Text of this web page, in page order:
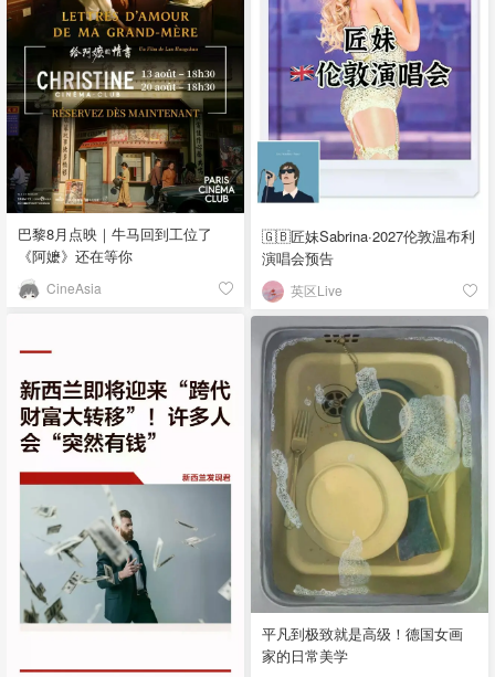
🇬🇧匠妹Sabrina·2027伦敦温布利
演唱会预告
英区Live
巴黎8月点映｜牛马回到工位了
《阿嬷》还在等你
CineAsia
平凡到极致就是高级！德国女画
家的日常美学